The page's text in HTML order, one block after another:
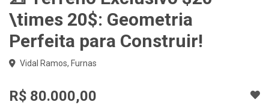
\times 20$: Geometria
Perfeita para Construir!
Vidal Ramos, Furnas
R$ 80.000,00